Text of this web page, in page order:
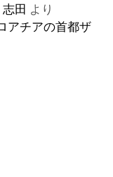
志田 より
アチアの首都ザ